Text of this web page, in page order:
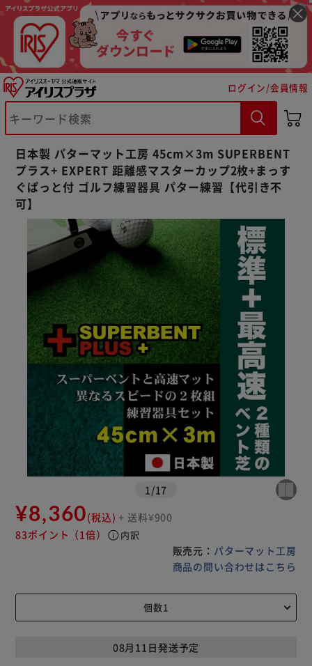
ログイン/会員情報
日本製 パターマット工房 45cm×3m SUPERBENT
プラス+ EXPERT 距離感マスターカップ2枚+まっす
ぐぱっと付 ゴルフ練習器具 パター練習【代引き不
可】
1 /17
¥8,360(税込) + 送料¥900
83ポイント （1倍） info 内訳
販売元： パターマット工房
商品の問い合わせはこちら
08月11日発送予定
※ご確認ください
カートに入れる 購入手続きへ